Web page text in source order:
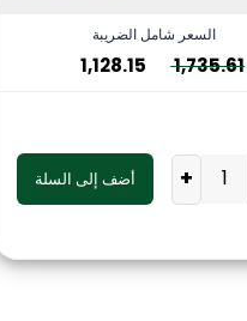
السعر شامل الضريبة
1,735.61
1,128.15
+ أضف إلى السلة